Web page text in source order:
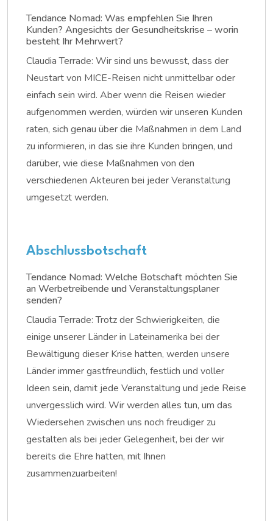
Tendance Nomad: Was empfehlen Sie Ihren
Kunden? Angesichts der Gesundheitskrise – worin
besteht Ihr Mehrwert?
Claudia Terrade: Wir sind uns bewusst, dass der
Neustart von MICE-Reisen nicht unmittelbar oder
einfach sein wird. Aber wenn die Reisen wieder
aufgenommen werden, würden wir unseren Kunden
raten, sich genau über die Maßnahmen in dem Land
zu informieren, in das sie ihre Kunden bringen, und
darüber, wie diese Maßnahmen von den
verschiedenen Akteuren bei jeder Veranstaltung
umgesetzt werden.
Abschlussbotschaft
Tendance Nomad: Welche Botschaft möchten Sie
an Werbetreibende und Veranstaltungsplaner
senden?
Claudia Terrade: Trotz der Schwierigkeiten, die
einige unserer Länder in Lateinamerika bei der
Bewältigung dieser Krise hatten, werden unsere
Länder immer gastfreundlich, festlich und voller
Ideen sein, damit jede Veranstaltung und jede Reise
unvergesslich wird. Wir werden alles tun, um das
Wiedersehen zwischen uns noch freudiger zu
gestalten als bei jeder Gelegenheit, bei der wir
bereits die Ehre hatten, mit Ihnen
zusammenzuarbeiten!